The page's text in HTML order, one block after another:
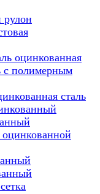
оцинкованная
с полимерным
сталь